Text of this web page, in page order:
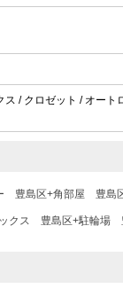
/ クロゼット / オー
豊島区+角部屋 豊島
クス 豊島区+駐輪場